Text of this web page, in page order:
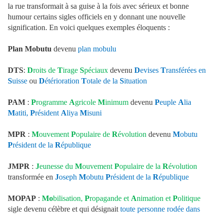
la rue transformait à sa guise à la fois avec sérieux et bonne
humour certains sigles officiels en y donnant une nouvelle
signification. En voici quelques exemples éloquents :
Plan Mobutu devenu plan mobulu
DTS: Droits de Tirage Spéciaux devenu Devises Transférées en
Suisse ou Détérioration Totale de la Situation
PAM : Programme Agricole Minimum devenu Peuple Alia
Matiti, Président Aliya Misuni
MPR : Mouvement Populaire de Révolution devenu Mobutu
Président de la République
JMPR : Jeunesse du Mouvement Populaire de la Révolution
transformée en Joseph Mobutu Président de la République
MOPAP : Mobilisation, Propagande et Animation et Politique
sigle devenu célèbre et qui désignait toute personne rodée dans